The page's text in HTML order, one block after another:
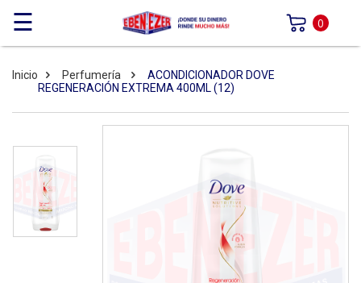
☰ 0
Inicio Perfumería
ACONDICIONADOR DOVE
REGENERACIÓN EXTREMA 400ML (12)